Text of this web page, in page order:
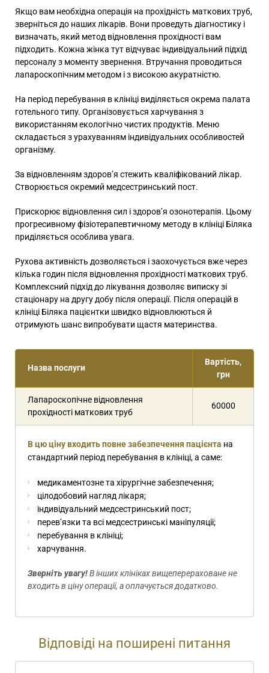
Якщо вам необхідна операція на прохідність маткових труб,
зверніться до наших лікарів. Вони проведуть діагностику і
визначать, який метод відновлення прохідності вам
підходить. Кожна жінка тут відчуває індивідуальний підхід
персоналу з моменту звернення. Втручання проводиться
лапароскопічним методом і з високою акуратністю.
На період перебування в клініці виділяється окрема палата
готельного типу. Організовується харчування з
використанням екологічно чистих продуктів. Меню
складається з урахуванням індивідуальних особливостей
організму.
За відновленням здоров’я стежить кваліфікований лікар.
Створюється окремий медсестринський пост.
Прискорює відновлення сил і здоров’я озонотерапія. Цьому
прогресивному фізіотерапевтичному методу в клініці Біляка
приділяється особлива увага.
Рухова активність дозволяється і заохочується вже через
кілька годин після відновлення прохідності маткових труб.
Комплексний підхід до лікування дозволяє виписку зі
стаціонару на другу добу після операції. Після операцій в
клініці Біляка пацієнтки швидко відновлюються й
отримують шанс випробувати щастя материнства.
Назва послуги
Вартість,
грн
Лапароскопічне відновлення
прохідності маткових труб
60000
В цю ціну входить повне забезпечення пацієнта на
стандартний період перебування в клініці, а саме:
медикаментозне та хірургічне забезпечення;
цілодобовий нагляд лікаря;
індивідуальний медсестринський пост;
перев’язки та всі медсестринські маніпуляції;
перебування в клініці;
харчування.
Зверніть увагу!В інших клініках вищеперераховане не
входить в ціну операції, а оплачується додатково.
Відповіді на поширені питання